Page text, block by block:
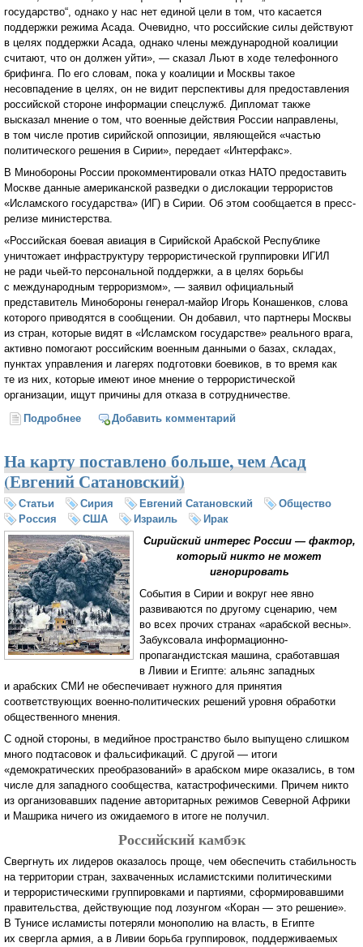
государство“, однако у нас нет единой цели в том, что касается
поддержки режима Асада. Очевидно, что российские силы действуют
в целях поддержки Асада, однако члены международной коалиции
считают, что он должен уйти», — сказал Льют в ходе телефонного
брифинга. По его словам, пока у коалиции и Москвы такое
несовпадение в целях, он не видит перспективы для предоставления
российской стороне информации спецслужб. Дипломат также
высказал мнение о том, что военные действия России направлены,
в том числе против сирийской оппозиции, являющейся «частью
политического решения в Сирии», передает «Интерфакс».
В Минобороны России прокомментировали отказ НАТО предоставить
Москве данные американской разведки о дислокации террористов
«Исламского государства» (ИГ) в Сирии. Об этом сообщается в пресс-
релизе министерства.
«Российская боевая авиация в Сирийской Арабской Республике
уничтожает инфраструктуру террористической группировки ИГИЛ
не ради чьей-то персональной поддержки, а в целях борьбы
с международным терроризмом», — заявил официальный
представитель Минобороны генерал-майор Игорь Конашенков, слова
которого приводятся в сообщении. Он добавил, что партнеры Москвы
из стран, которые видят в «Исламском государстве» реального врага,
активно помогают российским военным данными о базах, складах,
пунктах управления и лагерях подготовки боевиков, в то время как
те из них, которые имеют иное мнение о террористической
организации, ищут причины для отказа в сотрудничестве.
Подробнее о В Минобороны РФ ответили на отказ НАТО
Добавить комментарий
На карту поставлено больше, чем Асад
(Евгений Сатановский)
Статьи Сирия Евгений Сатановский
Общество
Россия
США Израиль
Ирак
Сирийский интерес России — фактор,
который никто не может
игнорировать
События в Сирии и вокруг нее явно
развиваются по другому сценарию, чем
во всех прочих странах «арабской весны».
Забуксовала информационно-
пропагандистская машина, сработавшая
в Ливии и Египте: альянс западных
и арабских СМИ не обеспечивает нужного для принятия
соответствующих военно-политических решений уровня обработки
общественного мнения.
С одной стороны, в медийное пространство было выпущено слишком
много подтасовок и фальсификаций. С другой — итоги
«демократических преобразований» в арабском мире оказались, в том
числе для западного сообщества, катастрофическими. Причем никто
из организовавших падение авторитарных режимов Северной Африки
и Машрика ничего из ожидаемого в итоге не получил.
Российский камбэк
Свергнуть их лидеров оказалось проще, чем обеспечить стабильность
на территории стран, захваченных исламистскими политическими
и террористическими группировками и партиями, сформировавшими
правительства, действующие под лозунгом «Коран — это решение».
В Тунисе исламисты потеряли монополию на власть, в Египте
их свергла армия, а в Ливии борьба группировок, поддерживаемых